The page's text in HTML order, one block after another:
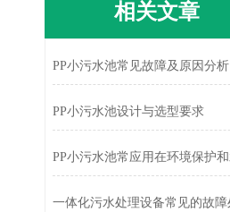
相关文章
PP小污水池常见故障及原因分析
PP小污水池设计与选型要求